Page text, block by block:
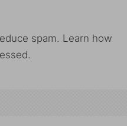
spam. Learn how